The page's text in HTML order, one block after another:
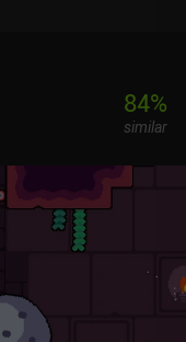
84%
similar